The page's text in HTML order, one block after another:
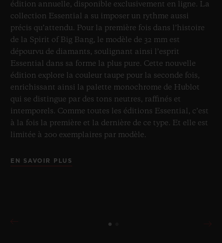
édition annuelle, disponible exclusivement en ligne. La
collection Essential a su imposer un rythme aussi
précis qu’attendu. Pour la première fois dans l’histoire
de la Spirit of Big Bang, le modèle de 32 mm est
dépourvu de diamants, soulignant ainsi l’esprit
Essential dans sa forme la plus pure. Cette nouvelle
édition explore la couleur taupe pour la seconde fois,
enrichissant ainsi la palette monochrome de Hublot
qui se distingue par des tons neutres, raffinés et
intemporels. Comme toutes les éditions Essential, c’est
à la fois la première et la dernière de ce type. Et elle est
limitée à 200 exemplaires par modèle.
EN SAVOIR PLUS